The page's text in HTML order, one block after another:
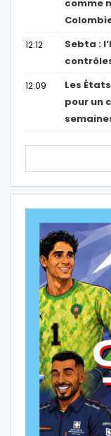
comme
12:12
Sebta :
12:09
Les
pour un